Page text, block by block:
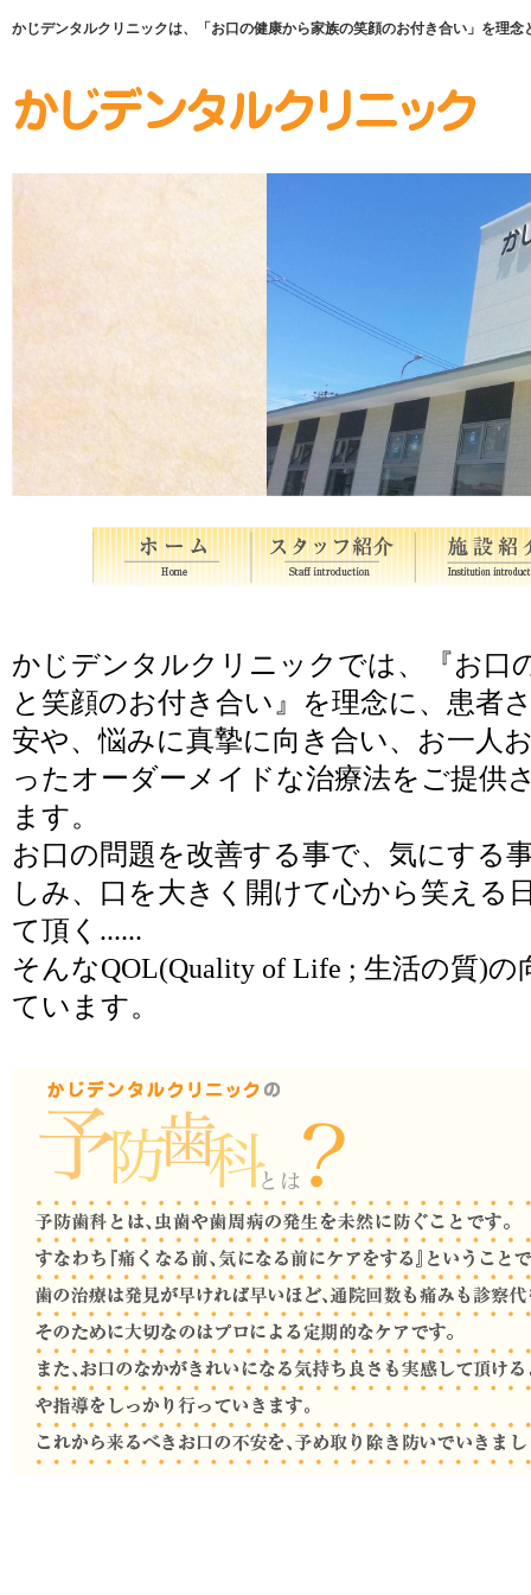
かじデンタルクリニックは、「お口の健康から家族の笑顔のお付き合い」を理
かじデンタルクリニックでは、『お口
と笑顔のお付き合い』を理念に、患者
安や、悩みに真摯に向き合い、お一人
ったオーダーメイドな治療法をご提供
ます。
お口の問題を改善する事で、気にする
しみ、口を大きく開けて心から笑える
て頂く......
そんなQOL(Quality of Life ; 生活の質)の
ています。